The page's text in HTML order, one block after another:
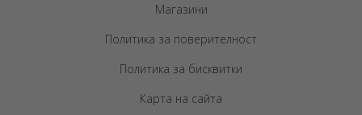
Магазини
Политика за поверителност
Политика за бисквитки
Карта на сайта